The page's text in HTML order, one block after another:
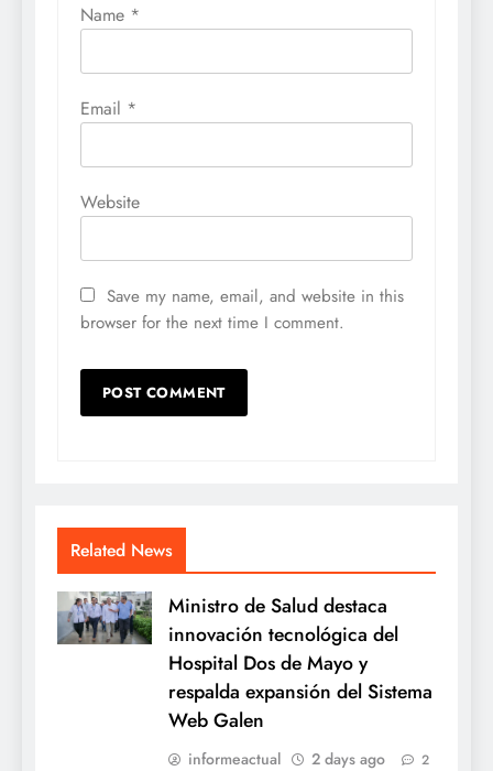
Name *
Email *
Website
Save my name, email, and website in this
browser for the next time I comment.
Related News
Ministro de Salud destaca
innovación tecnológica del
Hospital Dos de Mayo y
respalda expansión del Sistema
Web Galen
informeactual 2 days ago 2